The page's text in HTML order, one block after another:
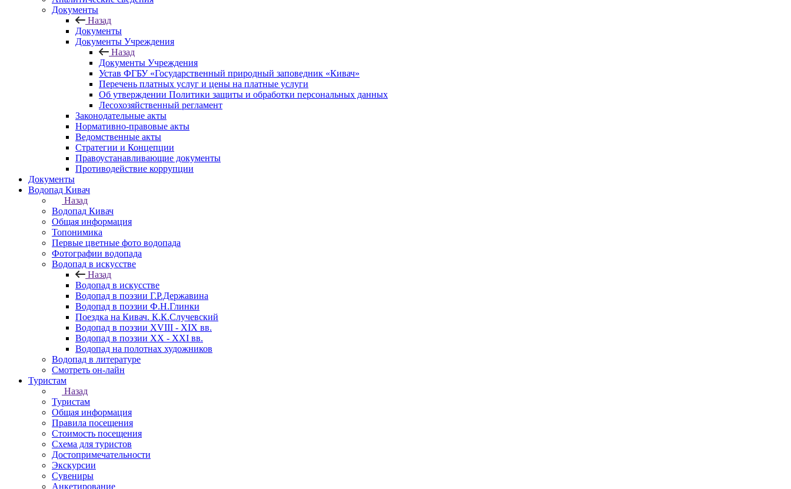
Документы
Назад
Документы
Документы Учреждения
Назад
Документы Учреждения
Устав ФГБУ «Государственный природный заповедник «Кивач»
Перечень платных услуг и цены на платные услуги
Об утверждении Политики защиты и обработки персональных данных
Лесохозяйственный регламент
Законодательные акты
Нормативно-правовые акты
Ведомственные акты
Стратегии и Концепции
Правоустанавливающие документы
Противодействие коррупции
Документы
Водопад Кивач
Назад
Водопад Кивач
Общая информация
Топонимика
Первые цветные фото водопада
Фотографии водопада
Водопад в искусстве
Назад
Водопад в искусстве
Водопад в поэзии Г.Р.Державина
Водопад в поэзии Ф.Н.Глинки
Поездка на Кивач. К.К.Случевский
Водопад в поэзии XVIII - XIX вв.
Водопад в поэзии XX - XXI вв.
Водопад на полотнах художников
Водопад в литературе
Смотреть он-лайн
Туристам
Назад
Туристам
Общая информация
Правила посещения
Стоимость посещения
Схема для туристов
Достопримечательности
Экскурсии
Сувениры
Анкетирование